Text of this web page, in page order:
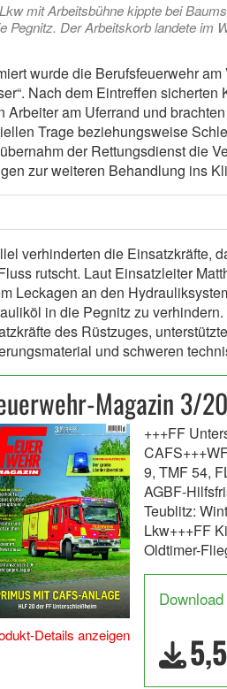
mit Arbeitsbühne kippte bei
Pegnitz. Der Arbeitskorb landete im
wurde die Berufsfeuerwehr
Nach dem Eintreffen
Arbeiter am Uferrand und
Trage beziehungsweise
der Rettungsdienst die
zur weiteren Behandlung ins
verhinderten die Einsatzkräfte,
rutscht. Laut Einsatzleiter
Leckagen an den
in die Pegnitz zu
des Rüstzuges,
und schweren
Magazin 3/
Details anzeigen
+++FF
9, TMF 54,
AGBF-
Teublitz:
Lkw+++FF
Oldtimer-
Download